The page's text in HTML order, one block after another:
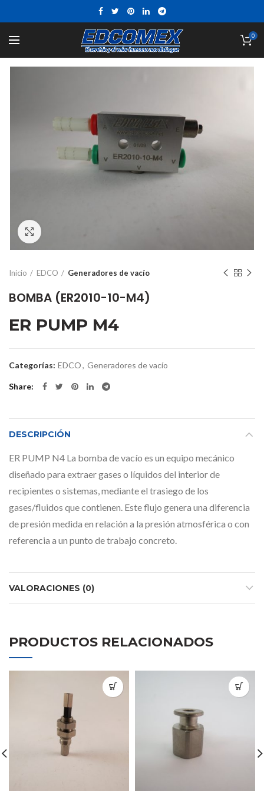
0
Inicio EDCO Generadores de vacío
BOMBA (ER2010-10-M4)
ER PUMP M4
Categorías: EDCO, Generadores de vacío
Share
DESCRIPCIÓN
ER PUMP N4 La bomba de vacío es un equipo mecánico
diseñado para extraer gases o líquidos del interior de
recipientes o sistemas, mediante el trasiego de los
gases/fluidos que contienen. Este flujo genera una diferencia
de presión medida en relación a la presión atmosférica o con
referencia a un punto de trabajo concreto.
VALORACIONES (0)
PRODUCTOS RELACIONADOS